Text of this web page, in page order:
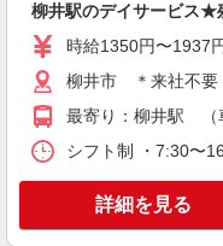
柳井駅のデイサービス★
時給1350円〜1937
柳井市 ＊来社不要
最寄り：柳井駅 （
シフト制 ・7:30〜
詳細を見る